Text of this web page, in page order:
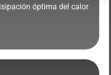
óptima del calor